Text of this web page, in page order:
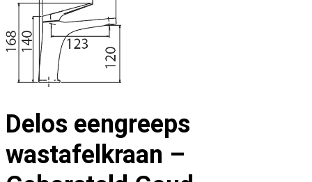
Delos eengreeps
wastafelkraan –